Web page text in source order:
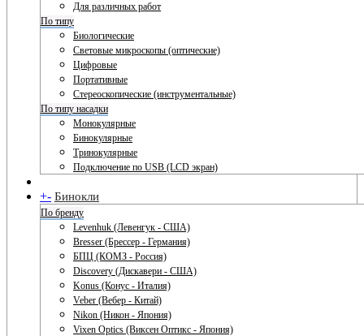
Для различных работ
По типу
Биологические
Световые микроскопы (оптические)
Цифровые
Портативные
Стереоскопические (инструментальные)
По типу насадки
Монокулярные
Бинокулярные
Тринокулярные
Подключение по USB (LCD экран)
+- Бинокли
По бренду
Levenhuk (Левенгук - США)
Bresser (Брессер - Германия)
БПЦ (КОМЗ - Россия)
Discovery (Дискавери - США)
Konus (Конус - Италия)
Veber (Вебер - Китай)
Nikon (Никон - Япония)
Vixen Optics (Виксен Оптикс - Япония)